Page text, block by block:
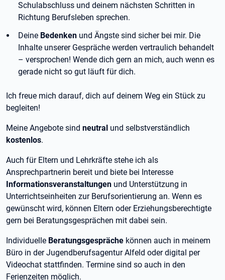
Schulabschluss und deinem nächsten Schritten in
Richtung Berufsleben sprechen.
Deine Bedenken und Ängste sind sicher bei mir. Die
Inhalte unserer Gespräche werden vertraulich behandelt
– versprochen! Wende dich gern an mich, auch wenn es
gerade nicht so gut läuft für dich.
Ich freue mich darauf, dich auf deinem Weg ein Stück zu
begleiten!
Meine Angebote sind neutral und selbstverständlich
kostenlos.
Auch für Eltern und Lehrkräfte stehe ich als
Ansprechpartnerin bereit und biete bei Interesse
Informationsveranstaltungen und Unterstützung in
Unterrichtseinheiten zur Berufsorientierung an. Wenn es
gewünscht wird, können Eltern oder Erziehungsberechtigte
gern bei Beratungsgesprächen mit dabei sein.
Individuelle Beratungsgespräche können auch in meinem
Büro in der Jugendberufsagentur Alfeld oder digital per
Videochat stattfinden. Termine sind so auch in den
Ferienzeiten möglich.